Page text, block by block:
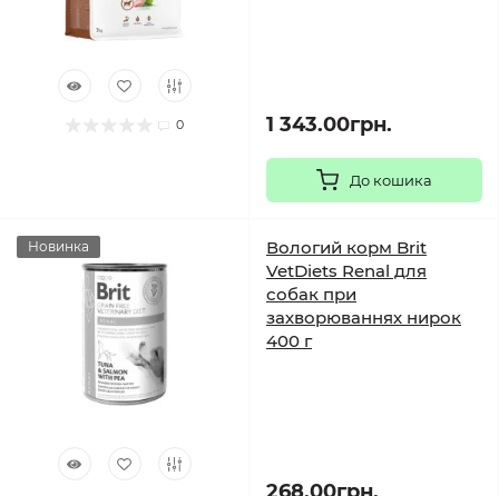
0 1 343.00грн.
До кошика
Новинка
Вологий корм Brit
VetDiets Renal для
собак при
захворюваннях нирок
400 г